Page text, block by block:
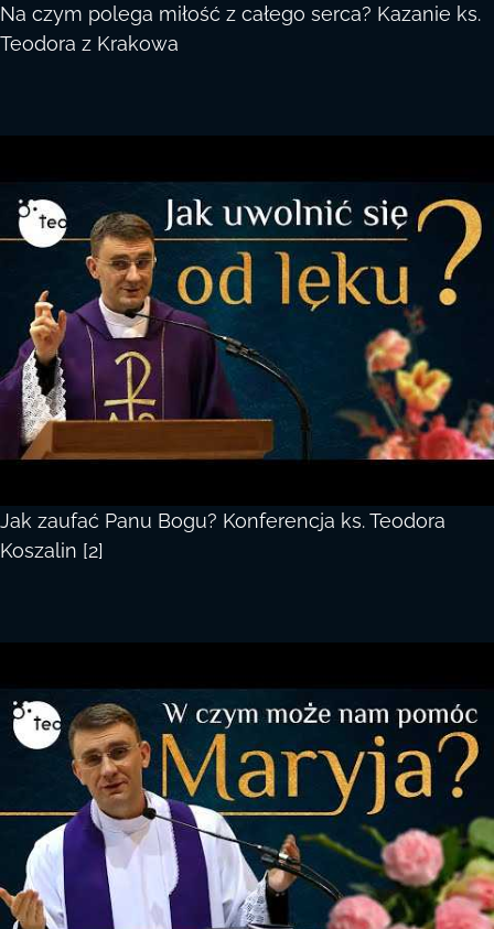
Na czym polega miłość z całego serca? Kazanie ks.
Teodora z Krakowa
Jak zaufać Panu Bogu? Konferencja ks. Teodora
Koszalin [2]